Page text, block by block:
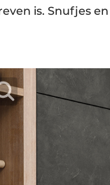
is. Snufjes